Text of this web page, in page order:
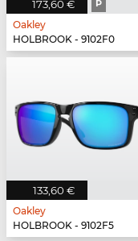
173,60 € P
Oakley
HOLBROOK - 9102F0
133,60 €
Oakley
HOLBROOK - 9102F5